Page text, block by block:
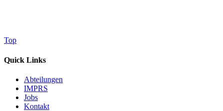
Top
Quick Links
Abteilungen
IMPRS
Jobs
Kontakt